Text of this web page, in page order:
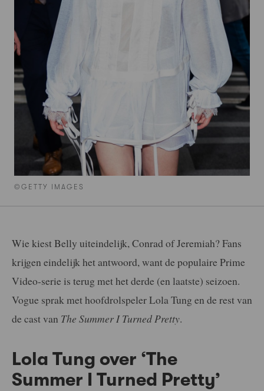
©GETTY IMAGES
Wie kiest Belly uiteindelijk, Conrad of Jeremiah? Fans
krijgen eindelijk het antwoord, want de populaire Prime
Video-serie is terug met het derde (en laatste) seizoen.
Vogue sprak met hoofdrolspeler Lola Tung en de rest van
de cast van The Summer I Turned Pretty.
Lola Tung over ‘The
Summer I Turned Pretty’